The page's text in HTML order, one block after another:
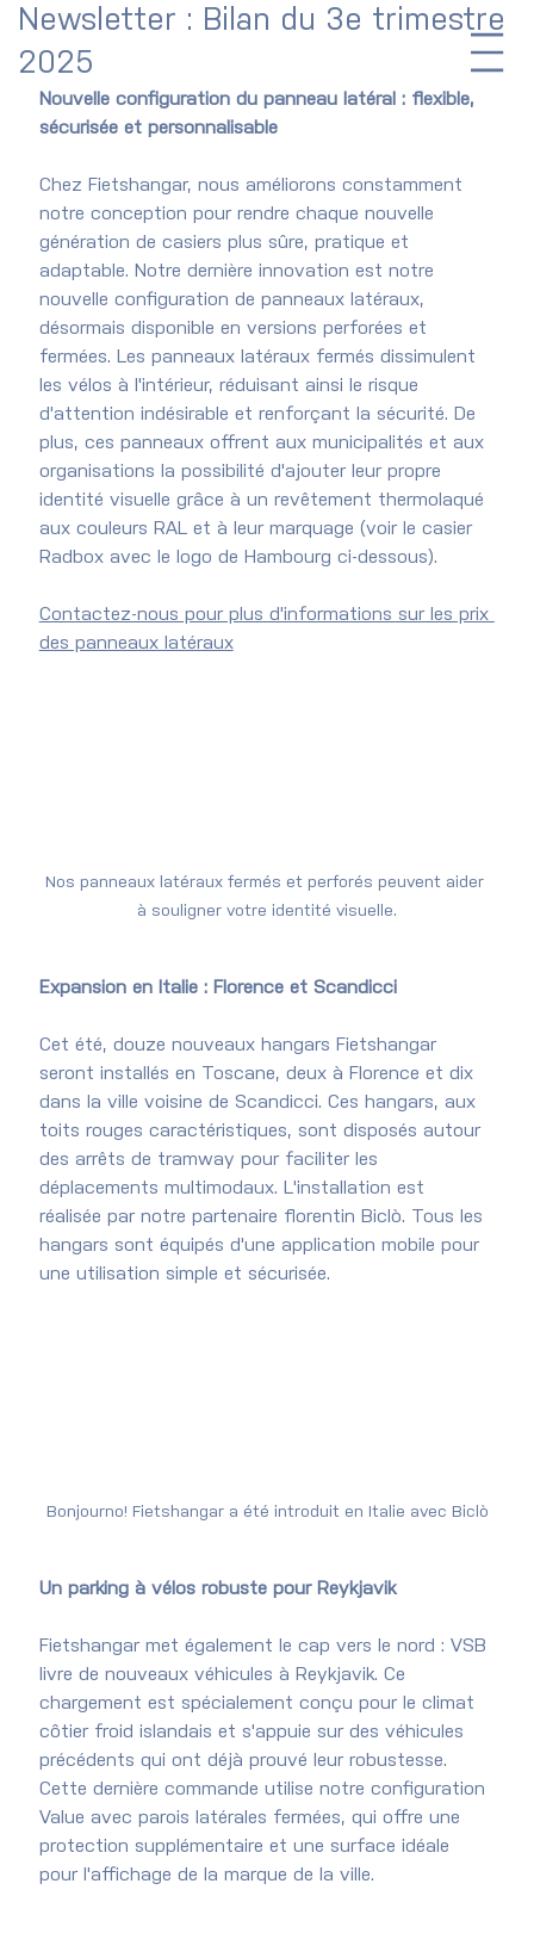
Newsletter : Bilan du 3e trimestre
2025
Nouvelle configuration du panneau latéral : flexible,
sécurisée et personnalisable
Chez Fietshangar, nous améliorons constamment
notre conception pour rendre chaque nouvelle
génération de casiers plus sûre, pratique et
adaptable. Notre dernière innovation est notre
nouvelle configuration de panneaux latéraux,
désormais disponible en versions perforées et
fermées. Les panneaux latéraux fermés dissimulent
les vélos à l'intérieur, réduisant ainsi le risque
d'attention indésirable et renforçant la sécurité. De
plus, ces panneaux offrent aux municipalités et aux
organisations la possibilité d'ajouter leur propre
identité visuelle grâce à un revêtement thermolaqué
aux couleurs RAL et à leur marquage (voir le casier
Radbox avec le logo de Hambourg ci-dessous).
Contactez-nous pour plus d'informations sur les prix
des panneaux latéraux
Nos panneaux latéraux fermés et perforés peuvent aider
à souligner votre identité visuelle.
Expansion en Italie : Florence et Scandicci
Cet été, douze nouveaux hangars Fietshangar
seront installés en Toscane, deux à Florence et dix
dans la ville voisine de Scandicci. Ces hangars, aux
toits rouges caractéristiques, sont disposés autour
des arrêts de tramway pour faciliter les
déplacements multimodaux. L'installation est
réalisée par notre partenaire florentin Biclò. Tous les
hangars sont équipés d'une application mobile pour
une utilisation simple et sécurisée.
Bonjourno! Fietshangar a été introduit en Italie avec Biclò
Un parking à vélos robuste pour Reykjavik
Fietshangar met également le cap vers le nord : VSB
livre de nouveaux véhicules à Reykjavik. Ce
chargement est spécialement conçu pour le climat
côtier froid islandais et s'appuie sur des véhicules
précédents qui ont déjà prouvé leur robustesse.
Cette dernière commande utilise notre configuration
Value avec parois latérales fermées, qui offre une
protection supplémentaire et une surface idéale
pour l'affichage de la marque de la ville.